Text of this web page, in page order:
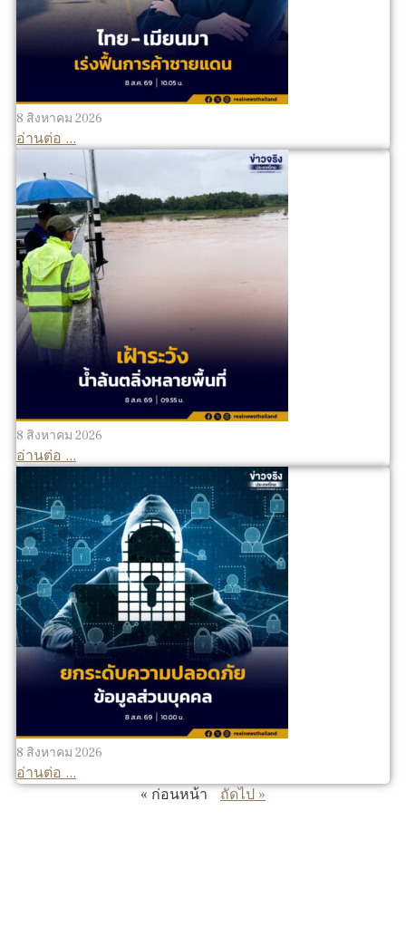
8 สิงหาคม 2026
อ่านต่อ ...
8 สิงหาคม 2026
อ่านต่อ ...
8 สิงหาคม 2026
อ่านต่อ ...
« ก่อนหน้า
ถัดไป »